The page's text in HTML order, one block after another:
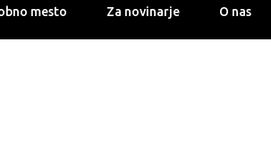
mesto Za novinarje O nas